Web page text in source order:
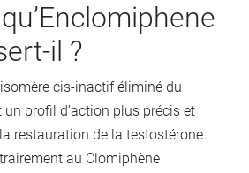
il ?
cis-inactif éliminé du
profil d’action plus précis et
restauration de la testostérone
au Clomiphène